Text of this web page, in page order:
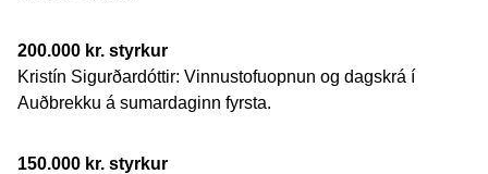
200.000 kr. styrkur
Kristín Sigurðardóttir: Vinnustofuopnun og dagskrá í
Auðbrekku á sumardaginn fyrsta.
150.000 kr. styrkur